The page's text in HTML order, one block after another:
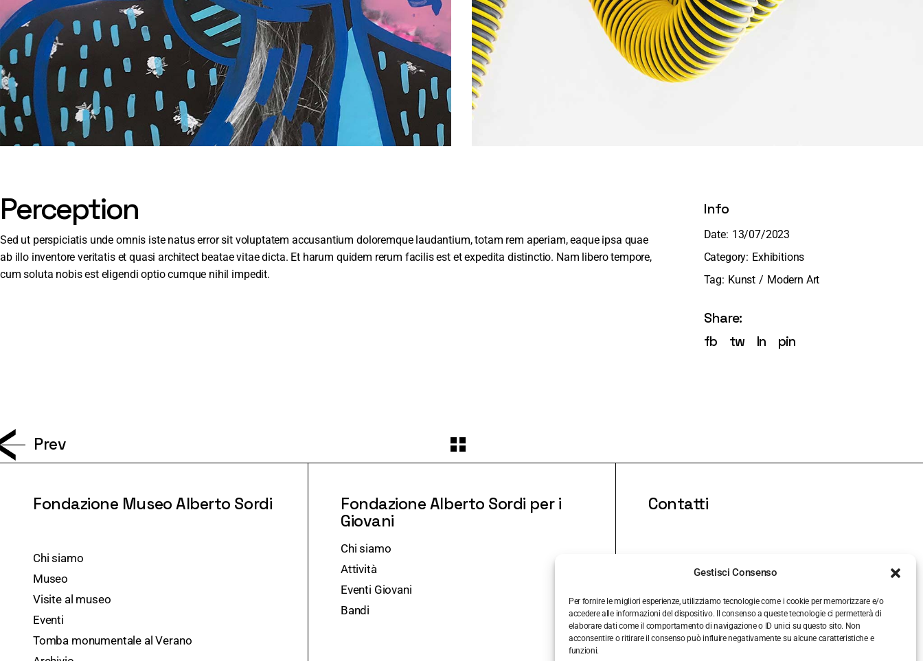
Gestisci Consenso
Per fornire le migliori esperienze, utilizziamo tecnologie come i cookie per memorizzare e/o
accedere alle informazioni del dispositivo. Il consenso a queste tecnologie ci permetterà di
elaborare dati come il comportamento di navigazione o ID unici su questo sito. Non
acconsentire o ritirare il consenso può influire negativamente su alcune caratteristiche e
funzioni.
Perception
Sed ut perspiciatis unde omnis iste natus error sit voluptatem accusantium doloremque laudantium, totam rem aperiam, eaque ipsa quae
ab illo inventore veritatis et quasi architect beatae vitae dicta. Et harum quidem rerum facilis est et expedita distinctio. Nam libero tempore,
cum soluta nobis est eligendi optio cumque nihil impedit.
Info
Date: 13/07/2023
Category: Exhibitions
Tag: Kunst Modern Art
Share:
fb tw ln pin
Prev
Fondazione Museo Alberto Sordi
Chi siamo
Museo
Visite al museo
Eventi
Tomba monumentale al Verano
Fondazione Alberto Sordi per i
Giovani
Chi siamo
Attività
Eventi Giovani
Bandi
Contatti
Via Druso, 45 - 00184 Roma
+39 06 7000884